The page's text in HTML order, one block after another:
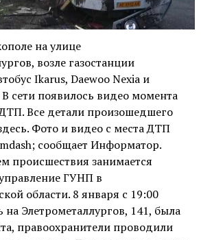
на улице
возле газостанции
Ikarus, Daewoo Nexia и
В сети появилось видео момента
Все детали произошедшего
Фото и видео с места ДТП
сообщает Информатор.
происшествия занимается
ГУНП в
области. 8 января с 19:00
на Элетрометаллургов, 141, была
правоохранители проводили